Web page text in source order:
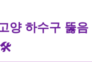
양 하수구 뚫음
🛠️